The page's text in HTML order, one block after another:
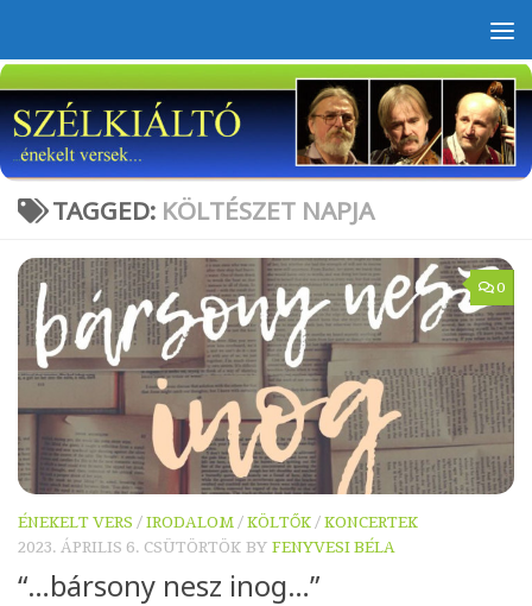
TAGGED: KÖLTÉSZET NAPJA
0
ÉNEKELT VERS /IRODALOM/KÖLTŐK/KONCERTEK
2023. ÁPRILIS 6. CSÜTÖRTÖK BY FENYVESI BÉLA
“…bársony nesz inog…”